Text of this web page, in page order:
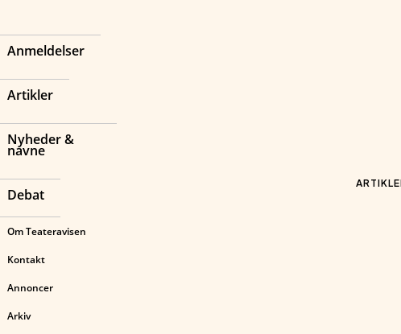
Anmeldelser
Artikler
Nyheder &
navne
Debat
Om Teateravisen
Kontakt
Annoncer
Arkiv